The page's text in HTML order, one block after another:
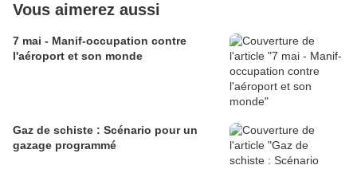
Vous aimerez aussi
7 mai - Manif-occupation contre
l'aéroport et son monde
Gaz de schiste : Scénario pour un
gazage programmé